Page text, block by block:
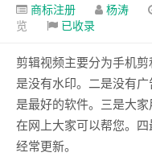
商标注册 杨涛
览
已收录
剪辑视频主要分为手机
是没有水印。二是没有
是最好的软件。三是大
在网上大家可以帮您。
经常更新。